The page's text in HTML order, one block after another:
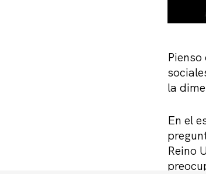
la
En el
Reino